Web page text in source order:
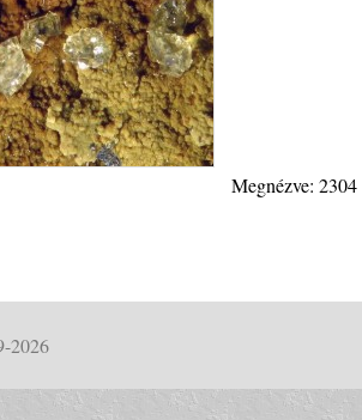
Megnézve:
2026